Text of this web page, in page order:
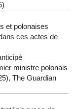
et polonaises
ces actes de
ministre polonais
The Guardian